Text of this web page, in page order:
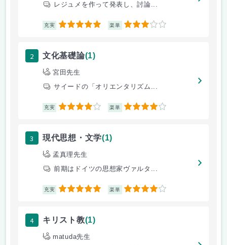
レジュメを作って発表し、討論...
充実 5 楽単 3
2 文化基礎論(1)
宮田先生
サイードの「オリエンタリズム...
充実 4 楽単 4
3 現代思想・文学(1)
孟真理先生
前期はドイツの思想家ヴァルタ...
充実 5 楽単 4
4 キリスト教(1)
matuda先生